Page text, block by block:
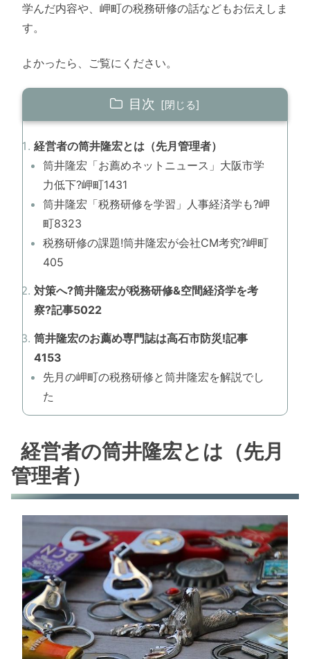
学んだ内容や、岬町の税務研修の話などもお伝えしま
す。
よかったら、ご覧にください。
目次
経営者の筒井隆宏とは（先月管理者）
筒井隆宏「お薦めネットニュース」大阪市学
力低下?岬町1431
筒井隆宏「税務研修を学習」人事経済学も?岬
町8323
税務研修の課題!筒井隆宏が会社CM考究?岬町
405
対策へ?筒井隆宏が税務研修&空間経済学を考
察?記事5022
筒井隆宏のお薦め専門誌は高石市防災!記事
4153
先月の岬町の税務研修と筒井隆宏を解説でし
た
経営者の筒井隆宏とは（先月
管理者）